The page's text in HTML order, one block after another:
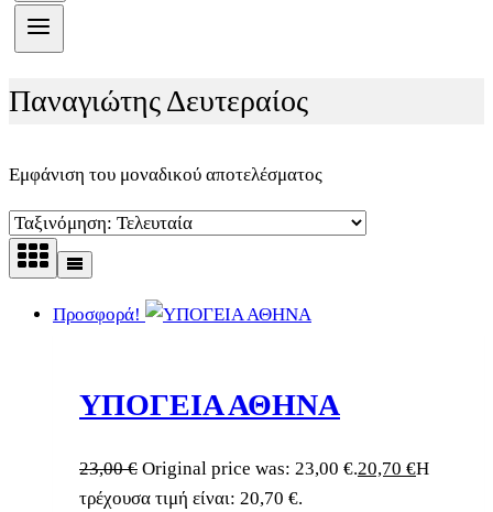
Παναγιώτης Δευτεραίος
Εμφάνιση του μοναδικού αποτελέσματος
Προσφορά!
ΥΠΟΓΕΙΑ ΑΘΗΝΑ
23,00€ Original price was: 23,00 €.20,70 €Η
τρέχουσα τιμή είναι: 20,70 €.